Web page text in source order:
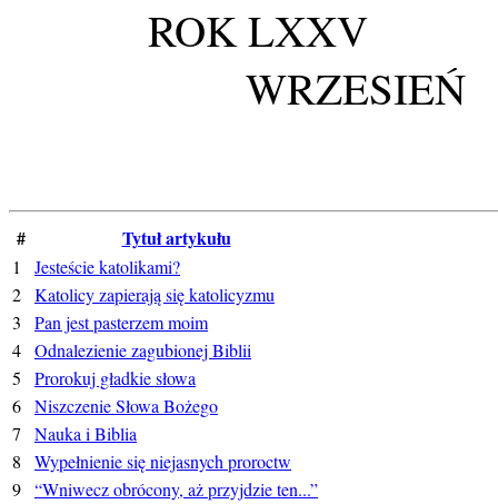
ROK LXXV
# Tytuł artykułu
1
Jesteście katolikami?
2 Katolicy zapierają się katolicyzmu
3
Pan jest pasterzem moim
4 Odnalezienie zagubionej Biblii
5
Prorokuj gładkie słowa
6 Niszczenie Słowa Bożego
7
Nauka i Biblia
8
Wypełnienie się niejasnych proroctw
9 “Wniwecz obrócony, aż przyjdzie ten...”